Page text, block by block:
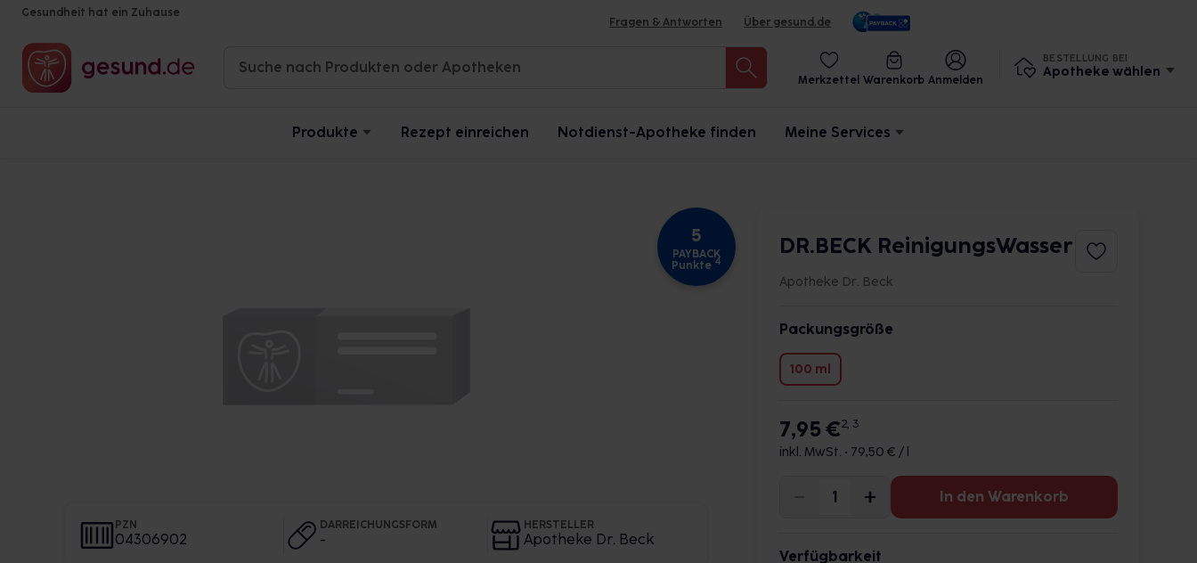
Gesundheit hat ein Zuhause
Fragen & Antworten Über gesund.de
Merkzettel Warenkorb Anmelden
BESTELLUNG BEI
Apotheke wählen
Produkte Rezept einreichen Notdienst-Apotheke finden Meine Services
5
PAYBACK
Punkte 4
PZN
04306902
DARREICHUNGSFORM
-
HERSTELLER
Apotheke Dr. Beck
DR.BECK ReinigungsWasser
Apotheke Dr. Beck
Packungsgröße
100 ml
7,95 €2, 3
inkl. MwSt. • 79,50 € / l
In den Warenkorb
Verfügbarkeit